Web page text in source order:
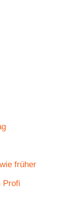
früher
Profi